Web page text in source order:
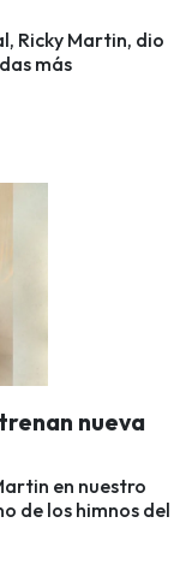
Ricky Martin, dio
más
nueva
en nuestro
de los himnos del